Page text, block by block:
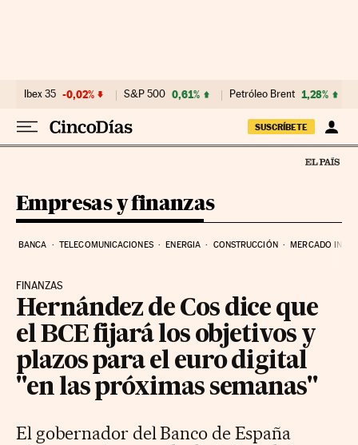
Ibex 35 -0,02% S&P 500 0,61% Petróleo Brent 1,28%
SUSCRÍBETE
Empresas y finanzas
BANCA TELECOMUNICACIONES ENERGIA CONSTRUCCIÓN MERCADO
FINANZAS
Hernández de Cos dice que
el BCE fijará los objetivos y
plazos para el euro digital
"en las próximas semanas"
El gobernador del Banco de España